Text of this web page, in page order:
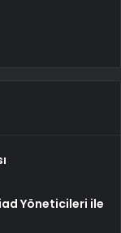
Yöneticileri ile